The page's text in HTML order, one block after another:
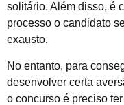
solitário. Além disso, é
processo o candidato
exausto.
No entanto, para
desenvolver certa
o concurso é preciso